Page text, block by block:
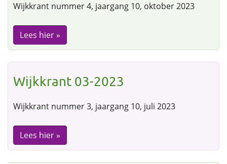
Wijkkrant nummer 4, jaargang 10, oktober 2023
Lees hier »
Wijkkrant 03-2023
Wijkkrant nummer 3, jaargang 10, juli 2023
Lees hier »